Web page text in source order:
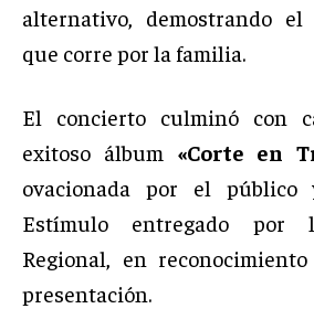
alternativo, demostrando
que corre por la familia.
El concierto culminó con
exitoso álbum «Corte en
ovacionada por el público
Estímulo entregado por
Regional, en
presentación.